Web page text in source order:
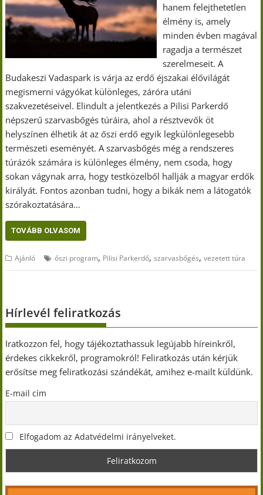
hanem felejthetetlen
élmény is, amely
minden évben magával
ragadja a természet
szerelmeseit. A
Budakeszi Vadaspark is várja az erdő éjszakai élővilágát
megismerni vágyókat különleges, záróra utáni
szakvezetéseivel. Elindult a jelentkezés a Pilisi Parkerdő
népszerű szarvasbőgés túráira, ahol a résztvevők öt
helyszínen élhetik át az őszi erdő egyik legkülönlegesebb
természeti eseményét. A szarvasbőgés még a rendszeres
túrázók számára is különleges élmény, nem csoda, hogy
sokan vágynak arra, hogy testközelből hallják a magyar erdők
királyát. Fontos azonban tudni, hogy a bikák nem a látogatók
szórakoztatására…
TOVÁBB OLVASOM
Ajánló őszi program, Pilisi Parkerdő,szarvasbőgés,vezetett túra
Hírlevél feliratkozás
Iratkozzon fel, hogy tájékoztathassuk legújabb híreinkről,
érdekes cikkekről, programokról! Feliratkozás után kérjük
erősítse meg feliratkozási szándékát, amihez e-mailt küldünk.
E-mail cím
Elfogadom az Adatvédelmi irányelveket.